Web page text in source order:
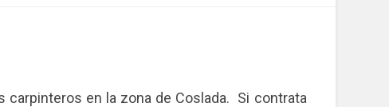
en la zona de Coslada. Si contrata